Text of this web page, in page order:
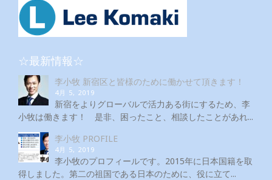
☆最新情報☆
李小牧 新宿区と皆様のために働かせて頂きます！
4月 5, 2019
新宿をよりグローバルで活力ある街にするため、李
小牧は働きます！ 是非、困ったこと、相談したことがあれ...
李小牧 PROFILE
4月 5, 2019
李小牧のプロフィールです。2015年に日本国籍を取
得しました。第二の祖国である日本のために、役に立て...